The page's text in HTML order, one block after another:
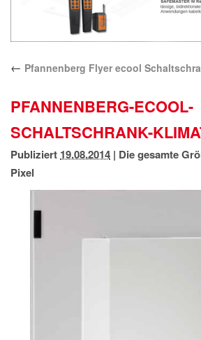
KARRIERE
PRODUKTE
APPLIKATIONEN
KONTAKT
ANFAHRT
IMPRESSUM
DATENSCHUTZ
← Pfannenberg Flyer ecool
PFANNENBERG-ECOOL-
SCHALTSCHRANK-
Publiziert 19.08.2014 | Die gesamte
Pixel